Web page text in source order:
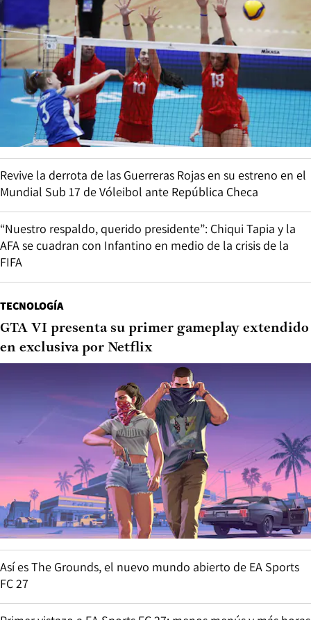
Revive la derrota de las Guerreras Rojas en su estreno en el
Mundial Sub 17 de Vóleibol ante República Checa
“Nuestro respaldo, querido presidente”: Chiqui Tapia y la
AFA se cuadran con Infantino en medio de la crisis de la
FIFA
TECNOLOGÍA
GTA VI presenta su primer gameplay extendido
en exclusiva por Netflix
Así es The Grounds, el nuevo mundo abierto de EA Sports
FC 27